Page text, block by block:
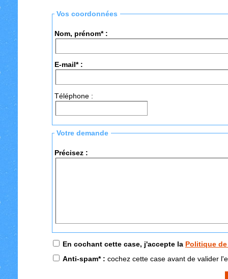
Vos coordonnées
Nom, prénom* :
E-mail* :
Téléphone :
Votre demande
Précisez :
En cochant cette case, j'accepte la Politique
Anti-spam* : cochez cette case avant de valider